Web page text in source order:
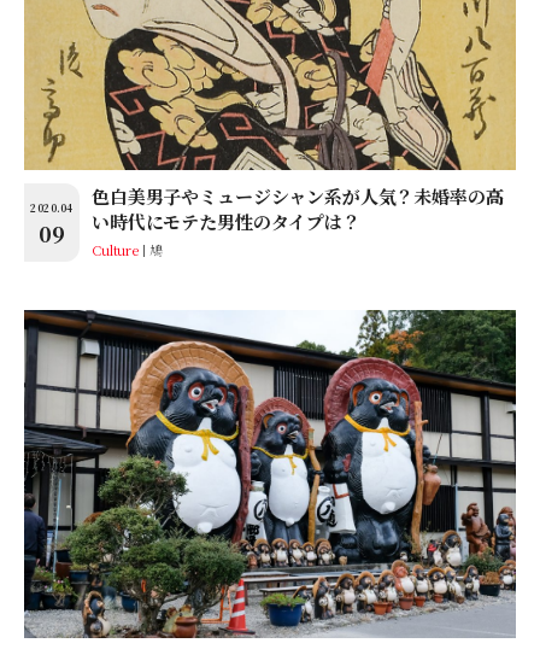
2020.04
09
色白美男子やミュージシャン系が人気？未婚率の高
い時代にモテた男性のタイプは？
Culture 鳩